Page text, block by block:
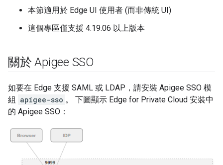
本節適用於 Edge UI 使用者 (而非傳統 UI)
這個專區僅支援 4.19.06 以上版本
關於 Apigee SSO
如要在 Edge 支援 SAML 或 LDAP，請安裝 Apigee SSO 模
組 apigee-sso 。 下圖顯示 Edge for Private Cloud 安裝中
的 Apigee SSO：